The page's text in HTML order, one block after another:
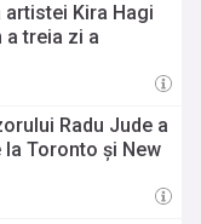
Kira Hagi
a treia zi a
Radu Jude a
Toronto și New